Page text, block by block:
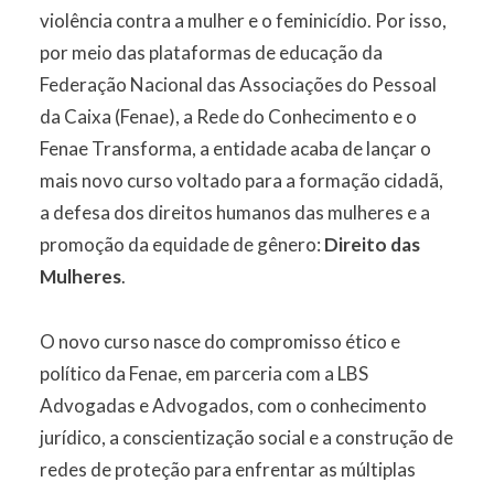
violência contra a mulher e o feminicídio. Por isso,
por meio das plataformas de educação da
Federação Nacional das Associações do Pessoal
da Caixa (Fenae), a Rede do Conhecimento e o
Fenae Transforma, a entidade acaba de lançar o
mais novo curso voltado para a formação cidadã,
a defesa dos direitos humanos das mulheres e a
promoção da equidade de gênero: Direito das
Mulheres.
O novo curso nasce do compromisso ético e
político da Fenae, em parceria com a LBS
Advogadas e Advogados, com o conhecimento
jurídico, a conscientização social e a construção de
redes de proteção para enfrentar as múltiplas